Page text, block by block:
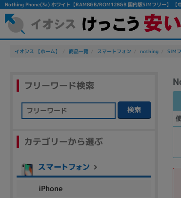
Nothing Phone(3a) ホワイト【RAM8GB/ROM128GB 国内版SIMフリー】 【
イオシス 【ホーム】 商品一覧 スマートフォン nothing SIM
フリーワード検索
検索
カテゴリーから選ぶ
iPhone
除外ワード
人気の検索ワード：Let's note EliteBook